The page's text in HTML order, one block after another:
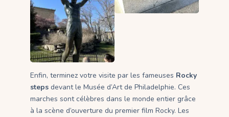
Enfin, terminez votre visite par les fameuses Rocky
steps devant le Musée d’Art de Philadelphie. Ces
marches sont célèbres dans le monde entier grâce
à la scène d’ouverture du premier film Rocky. Les